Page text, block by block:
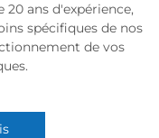
20 ans d'expérience,
spécifiques de nos
de vos